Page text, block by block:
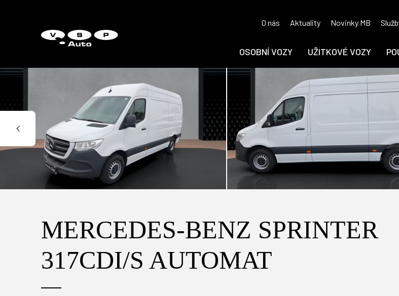
O nás Aktuality Novinky MB
OSOBNÍ VOZY UŽITKOVÉ VOZY
MERCEDES-BENZ SPRINTER
317CDI/S AUTOMAT